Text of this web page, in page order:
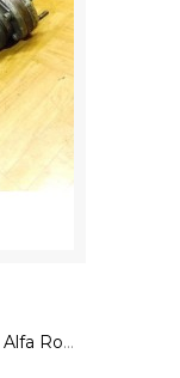
Antriebswelle Gelenkwelle links Alfa Romeo 147 Fahrerseite